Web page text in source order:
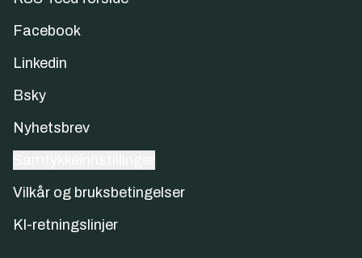
Facebook
Linkedin
Bsky
Nyhetsbrev
Vilkår og bruksbetingelser
KI-retningslinjer